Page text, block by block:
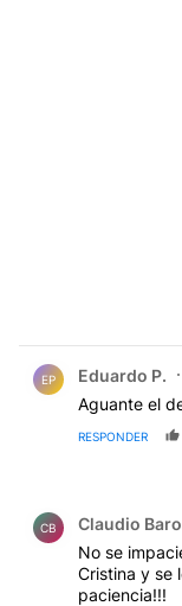
EP Eduardo P.
Aguante el
RESPONDER
CB Claudio
No se
Cristina y se
paciencia!!!